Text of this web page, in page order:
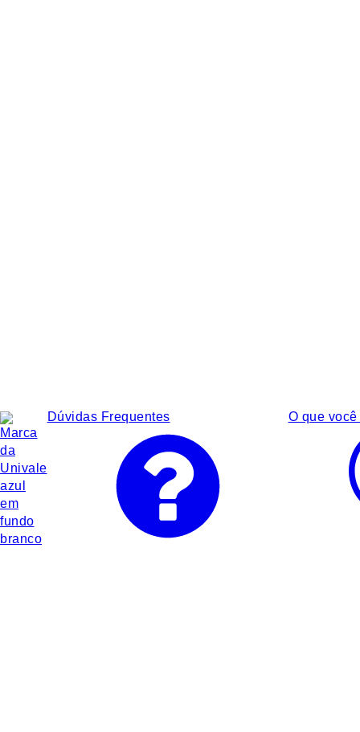
Dúvidas Frequentes O que